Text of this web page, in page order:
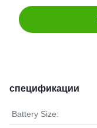
спецификации
Battery Size: